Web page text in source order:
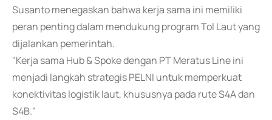
Susanto menegaskan bahwa kerja sama ini memiliki
peran penting dalam mendukung program Tol Laut yang
dijalankan pemerintah.
"Kerja sama Hub & Spoke dengan PT Meratus Line ini
menjadi langkah strategis PELNI untuk memperkuat
konektivitas logistik laut, khususnya pada rute S4A dan
S4B."